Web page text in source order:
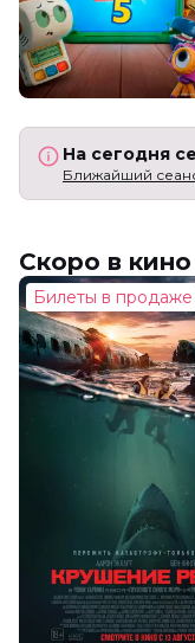
На сегодня
Ближайший сеанс
Скоро в кино
Билеты в продаже